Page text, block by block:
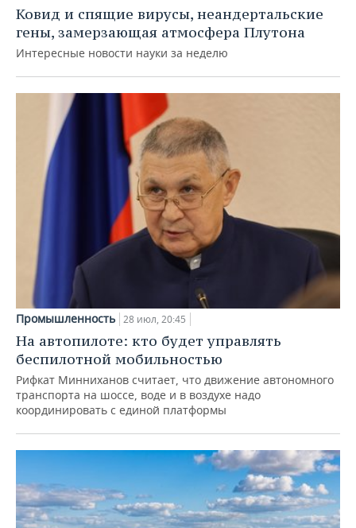
Ковид и спящие вирусы, неандертальские
гены, замерзающая атмосфера Плутона
Интересные новости науки за неделю
Промышленность 28 июл, 20:45
На автопилоте: кто будет управлять
беспилотной мобильностью
Рифкат Минниханов считает, что движение автономного
транспорта на шоссе, воде и в воздухе надо
координировать с единой платформы